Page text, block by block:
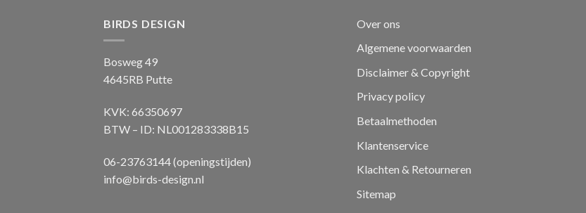
BIRDS DESIGN
Bosweg 49
4645RB Putte
KVK: 66350697
BTW – ID: NL001283338B15
06-23763144 (openingstijden)
info@birds-design.nl
Over ons
Algemene voorwaarden
Disclaimer & Copyright
Privacy policy
Betaalmethoden
Klantenservice
Klachten & Retourneren
Sitemap